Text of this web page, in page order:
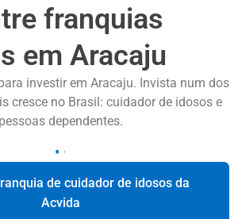
franquias
em Aracaju
investir em Aracaju. Invista num dos
cresce no Brasil: cuidador de idosos e
pessoas dependentes.
de cuidador de idosos da
Acvida